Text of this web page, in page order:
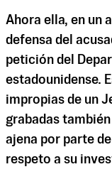
Ahora ella, en un
defensa del
petición del
estadounidense.
impropias de un
grabadas
ajena por parte
respeto a su